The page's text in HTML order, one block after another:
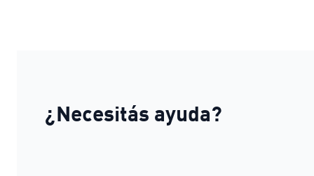
¿Necesitás ayuda?